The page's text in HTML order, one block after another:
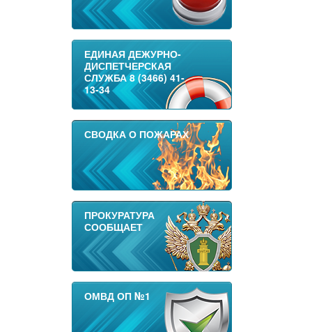
ЕДИНАЯ ДЕЖУРНО-
ДИСПЕТЧЕРСКАЯ
СЛУЖБА 8 (3466) 41-
13-34
СВОДКА О ПОЖАРАХ
ПРОКУРАТУРА
СООБЩАЕТ
ОМВД ОП №1